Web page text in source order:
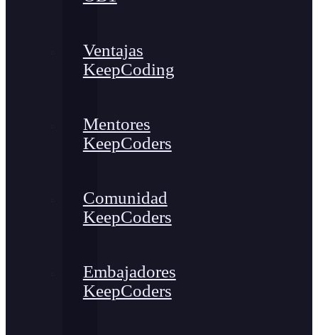
Ventajas
KeepCoding
Mentores
KeepCoders
Comunidad
KeepCoders
Embajadores
KeepCoders